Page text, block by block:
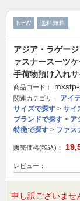
NEW 送料無料
アジア・ラゲー
ァスナースーツ
手荷物預け入れ
商品コード：
関連カテゴリ： アイ
サイズで探す > サイ
ブランドで探す > ア
特徴で探す > ファス
販売価格(税込)：
レビュー：
申し訳ございませ